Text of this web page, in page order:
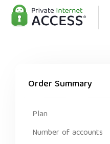
Order Summary
Plan
Number of accounts